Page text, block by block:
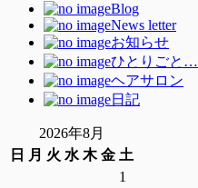
Blog
News letter
お知らせ
ひとりごと…
ヘアサロン
日記
2026年8月
日
月 火 水 木 金 土
1